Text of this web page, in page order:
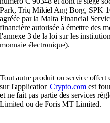
Park, Triq Mikiel Ang Borg, SPK
agréée par la Malta Financial
financière autorisée à émettre des
l'annexe 3 de la loi sur les
monnaie électronique).
Tout autre produit ou service offert
sur l'application Crypto.com est
et ne fait pas partie des services
Limited ou de Foris MT Limited.